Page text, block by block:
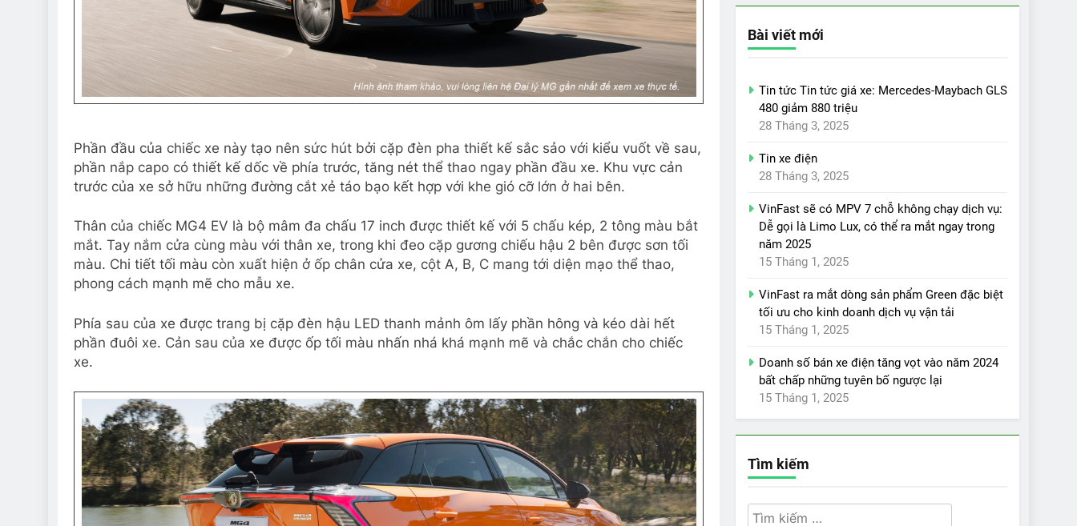
Phần đầu của chiếc xe này tạo nên sức hút bởi cặp đèn pha thiết kế sắc sảo với kiểu vuốt về sau,
phần nắp capo có thiết kế dốc về phía trước, tăng nét thể thao ngay phần đầu xe. Khu vực cản
trước của xe sở hữu những đường cắt xẻ táo bạo kết hợp với khe gió cỡ lớn ở hai bên.
Thân của chiếc MG4 EV là bộ mâm đa chấu 17 inch được thiết kế với 5 chấu kép, 2 tông màu bắt
mắt. Tay nắm cửa cùng màu với thân xe, trong khi đeo cặp gương chiếu hậu 2 bên được sơn tối
màu. Chi tiết tối màu còn xuất hiện ở ốp chân cửa xe, cột A, B, C mang tới diện mạo thể thao,
phong cách mạnh mẽ cho mẫu xe.
Phía sau của xe được trang bị cặp đèn hậu LED thanh mảnh ôm lấy phần hông và kéo dài hết
phần đuôi xe. Cản sau của xe được ốp tối màu nhấn nhá khá mạnh mẽ và chắc chắn cho chiếc
xe.
Bài viết mới
Tin tức Tin tức giá xe: Mercedes-Maybach GLS
480 giảm 880 triệu
28 Tháng 3, 2025
Tin xe điện
28 Tháng 3, 2025
VinFast sẽ có MPV 7 chỗ không chạy dịch vụ:
Dễ gọi là Limo Lux, có thể ra mắt ngay trong
năm 2025
15 Tháng 1, 2025
VinFast ra mắt dòng sản phẩm Green đặc biệt
tối ưu cho kinh doanh dịch vụ vận tải
15 Tháng 1, 2025
Doanh số bán xe điện tăng vọt vào năm 2024
bất chấp những tuyên bố ngược lại
15 Tháng 1, 2025
Tìm kiếm
Tìm